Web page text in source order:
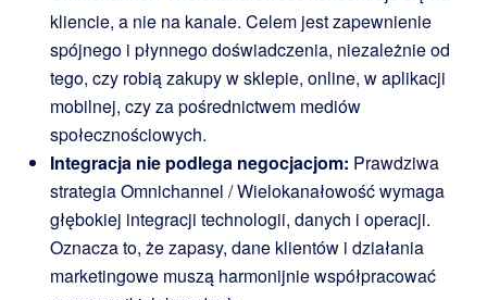
kliencie, a nie na kanale. Celem jest zapewnienie
spójnego i płynnego doświadczenia, niezależnie od
tego, czy robią zakupy w sklepie, online, w aplikacji
mobilnej, czy za pośrednictwem mediów
społecznościowych.
Integracja nie podlega negocjacjom: Prawdziwa
strategia Omnichannel / Wielokanałowość wymaga
głębokiej integracji technologii, danych i operacji.
Oznacza to, że zapasy, dane klientów i działania
marketingowe muszą harmonijnie współpracować